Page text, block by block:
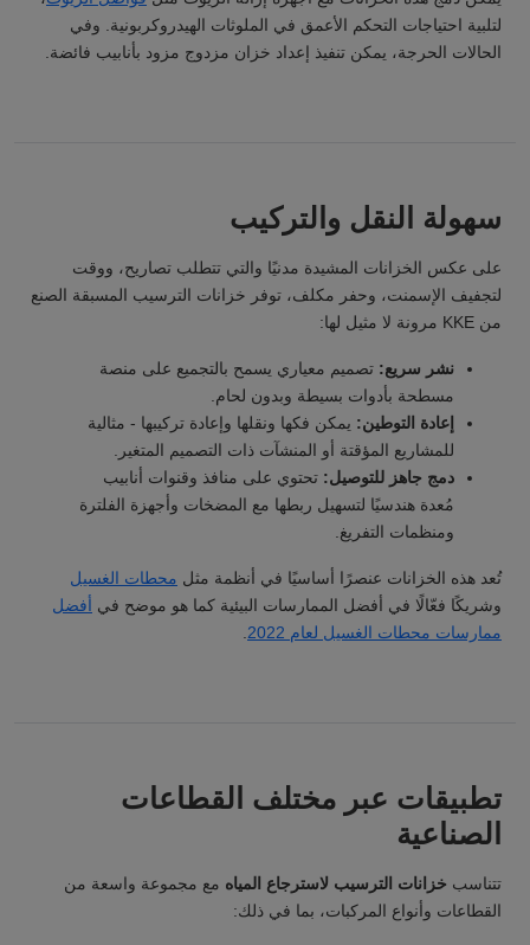
لتلبية احتياجات التحكم الأعمق في الملوثات الهيدروكربونية. وفي
الحالات الحرجة، يمكن تنفيذ إعداد خزان مزدوج مزود بأنابيب فائضة.
سهولة النقل والتركيب
على عكس الخزانات المشيدة مدنيًا والتي تتطلب تصاريح، ووقت
لتجفيف الإسمنت، وحفر مكلف، توفر خزانات الترسيب المسبقة الصنع
من KKE مرونة لا مثيل لها:
نشر سريع: تصميم معياري يسمح بالتجميع على منصة
مسطحة بأدوات بسيطة وبدون لحام.
إعادة التوطين: يمكن فكها ونقلها وإعادة تركيبها - مثالية
للمشاريع المؤقتة أو المنشآت ذات التصميم المتغير.
دمج جاهز للتوصيل: تحتوي على منافذ وقنوات أنابيب
مُعدة هندسيًا لتسهيل ربطها مع المضخات وأجهزة الفلترة
ومنظمات التفريغ.
تُعد هذه الخزانات عنصرًا أساسيًا في أنظمة مثل محطات الغسيل
وشريكًا فعّالًا في أفضل الممارسات البيئية كما هو موضح في أفضل
ممارسات محطات الغسيل لعام 2022
تطبيقات عبر مختلف القطاعات
الصناعية
تتناسب خزانات الترسيب لاسترجاع المياه مع مجموعة واسعة من
القطاعات وأنواع المركبات، بما في ذلك: